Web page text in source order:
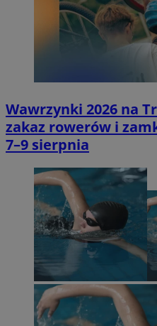
Wawrzynki 2026 na
zakaz rowerów i
7–9 sierpnia